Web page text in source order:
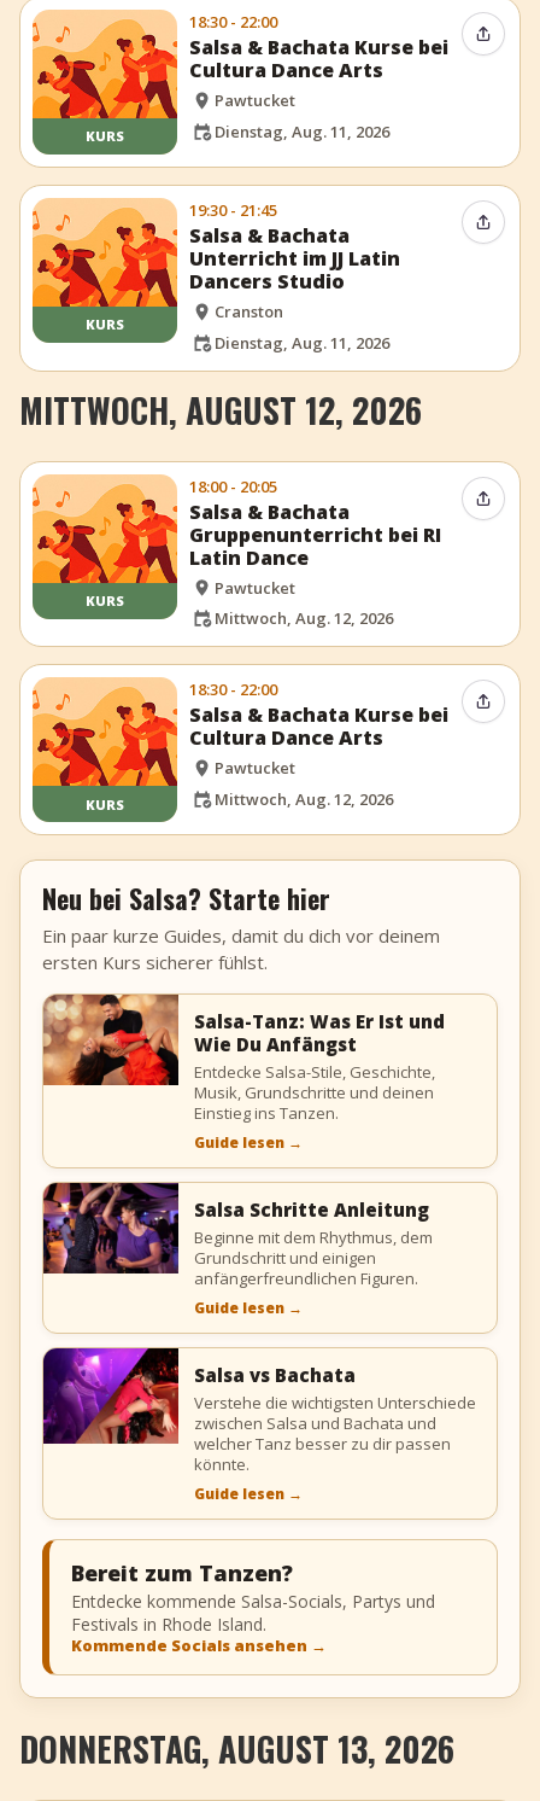
KURS
18:30 - 22:00
Salsa & Bachata Kurse bei
Cultura Dance Arts
Pawtucket
Dienstag, Aug. 11, 2026
Event
KURS
19:30 - 21:45
Salsa & Bachata
Unterricht im JJ Latin
Dancers Studio
Cranston
Dienstag, Aug. 11, 2026
Event
MITTWOCH, AUGUST 12, 2026
KURS
18:00 - 20:05
Salsa & Bachata
Gruppenunterricht bei RI
Latin Dance
Pawtucket
Mittwoch, Aug. 12, 2026
Event
KURS
18:30 - 22:00
Salsa & Bachata Kurse bei
Cultura Dance Arts
Pawtucket
Mittwoch, Aug. 12, 2026
Event
Neu bei Salsa? Starte hier
Ein paar kurze Guides, damit du dich vor deinem
ersten Kurs sicherer fühlst.
Salsa-Tanz: Was Er Ist und
Wie Du Anfängst
Entdecke Salsa-Stile, Geschichte,
Musik, Grundschritte und deinen
Einstieg ins Tanzen.
Guide lesen →
Salsa Schritte Anleitung
Beginne mit dem Rhythmus, dem
Grundschritt und einigen
anfängerfreundlichen Figuren.
Guide lesen →
Salsa vs Bachata
Verstehe die wichtigsten Unterschiede
zwischen Salsa und Bachata und
welcher Tanz besser zu dir passen
könnte.
Guide lesen →
Bereit zum Tanzen?
Entdecke kommende Salsa-Socials, Partys und
Festivals in Rhode Island.
Kommende Socials ansehen →
DONNERSTAG, AUGUST 13, 2026